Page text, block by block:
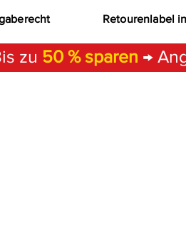
Retourenlabel
zu 50 % sparen →